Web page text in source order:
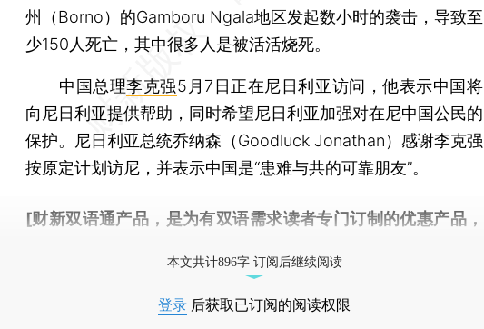
州（Borno）的Gamboru Ngala地区发起数小时的袭击，导致至
少150人死亡，其中很多人是被活活烧死。
中国总理李克强5月7日正在尼日利亚访问，他表示中国将
向尼日利亚提供帮助，同时希望尼日利亚加强对在尼中国公民的
保护。尼日利亚总统乔纳森（Goodluck Jonathan）感谢李克强
按原定计划访尼，并表示中国是“患难与共的可靠朋友”。
[财新双语通产品，是为有双语需求读者专门订制的优惠产品，
本文共计896字 订阅后继续阅读
登录 后获取已订阅的阅读权限